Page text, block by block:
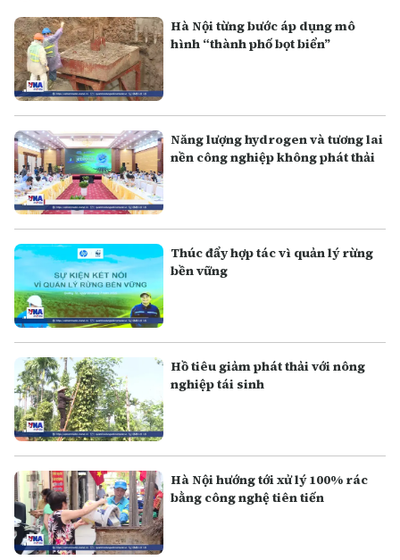
Hà Nội từng bước áp dụng mô
hình “thành phố bọt biển”
Năng lượng hydrogen và tương lai
nền công nghiệp không phát thải
Thúc đẩy hợp tác vì quản lý rừng
bền vững
Hồ tiêu giảm phát thải với nông
nghiệp tái sinh
Hà Nội hướng tới xử lý 100% rác
bằng công nghệ tiên tiến